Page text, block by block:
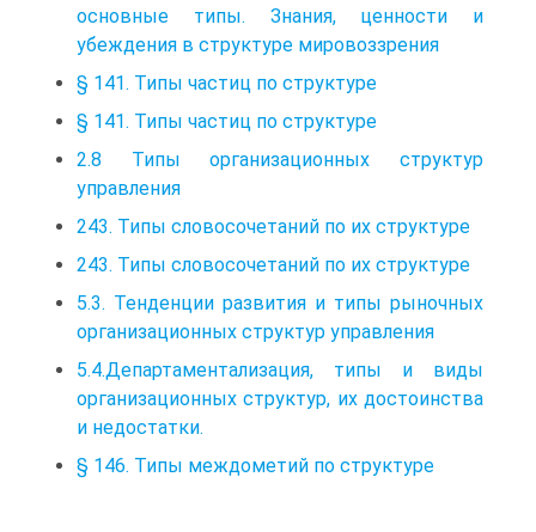
основные типы. Знания, ценности и
убеждения в структуре мировоззрения
§ 141. Типы частиц по структуре
§ 141. Типы частиц по структуре
2.8 Типы организационных структур
управления
243. Типы словосочетаний по их структуре
243. Типы словосочетаний по их структуре
5.3. Тенденции развития и типы рыночных
организационных структур управления
5.4.Департаментализация, типы и виды
организационных структур, их достоинства
и недостатки.
§ 146. Типы междометий по структуре